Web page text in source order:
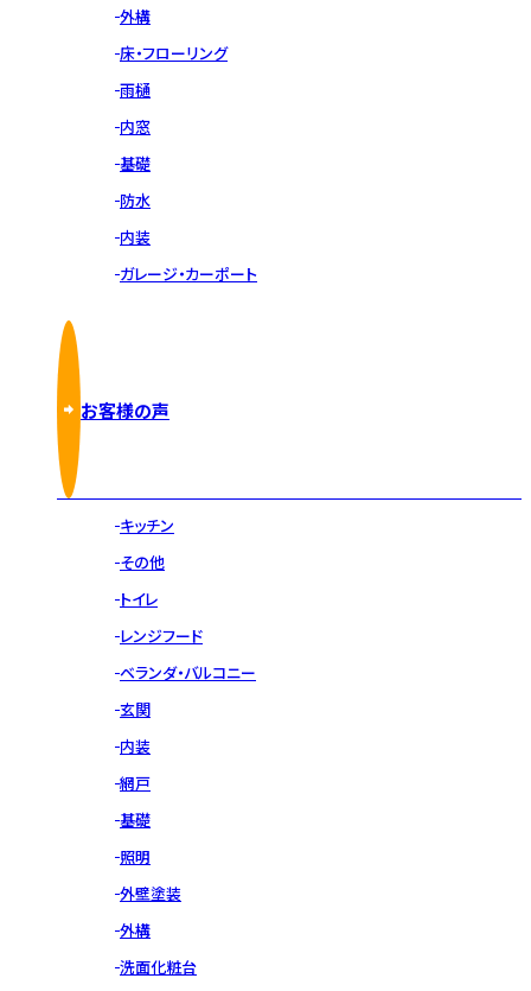
外構
床・フローリング
雨樋
内窓
基礎
防水
内装
ガレージ・カーポート
お客様の声
キッチン
その他
トイレ
レンジフード
ベランダ・バルコニー
玄関
内装
網戸
基礎
照明
外壁塗装
外構
洗面化粧台